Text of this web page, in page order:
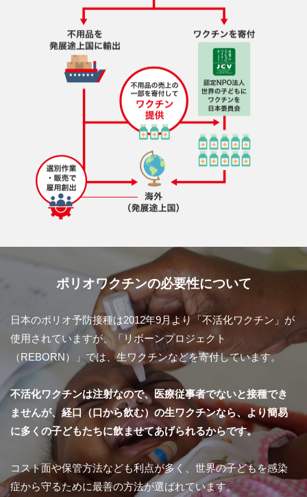
ポリオワクチンの必要性について
日本のポリオ予防接種は2012年9月より「不活化ワクチン」が
使用されていますが、「リボーンプロジェクト
（REBORN）」では、生ワクチンなどを寄付しています。
不活化ワクチンは注射なので、医療従事者でないと接種でき
ませんが、経口（口から飲む）の生ワクチンなら、より簡易
に多くの子どもたちに飲ませてあげられるからです。
コスト面や保管方法なども利点が多く、世界の子どもを感染
症から守るために最善の方法が選ばれています。